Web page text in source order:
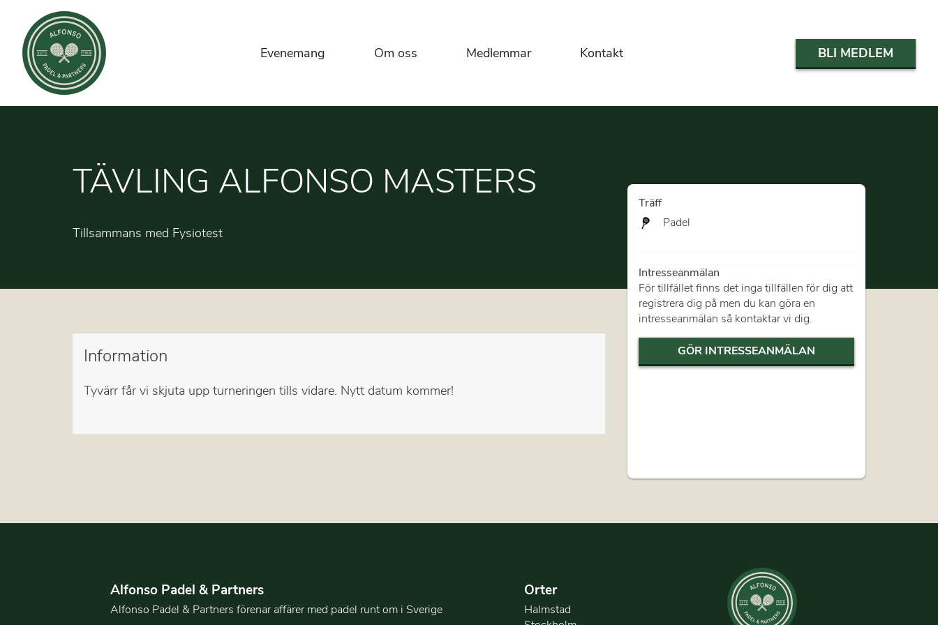
Evenemang Om oss Medlemmar Kontakt BLI MEDLEM
TÄVLING ALFONSO MASTERS
Tillsammans med Fysiotest
Information
Tyvärr får vi skjuta upp turneringen tills vidare. Nytt datum kommer!
Träff
Padel
Intresseanmälan
För tillfället finns det inga tillfällen för dig att
registrera dig på men du kan göra en
intresseanmälan så kontaktar vi dig.
GÖR INTRESSEANMÄLAN
Alfonso Padel & Partners
Alfonso Padel & Partners förenar affärer med padel runt om i Sverige
Orter
Halmstad